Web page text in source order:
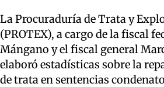
La Procuraduría de Trata y
(PROTEX), a cargo de la fiscal
Mángano y el fiscal general
elaboró estadísticas sobre la
de trata en sentencias